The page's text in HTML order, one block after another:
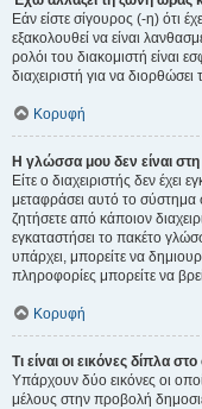
Εάν είστε σίγουρος (-η) ότι
εξακολουθεί να είναι
ρολόι του διακομιστή είναι
διαχειριστή για να
Κορυφή
Η γλώσσα μου δεν είναι στη
Είτε ο διαχειριστής δεν έχει
μεταφράσει αυτό το
ζητήσετε από κάποιον
εγκαταστήσει το πακέτο
υπάρχει, μπορείτε να
πληροφορίες μπορείτε να
Κορυφή
Τι είναι οι εικόνες δίπλα
Υπάρχουν δύο εικόνες οι
μέλους στην προβολή